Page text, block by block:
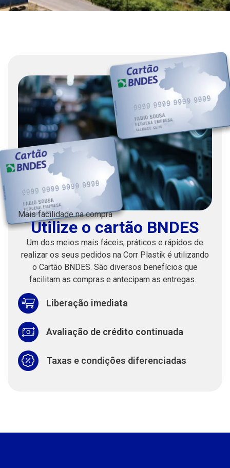
Mais facilidade na compra
Utilize o cartão BNDES
Um dos meios mais fáceis, práticos e rápidos de
realizar os seus pedidos na Corr Plastik é utilizando
o Cartão BNDES. São diversos benefícios que
facilitam as compras e antecipam as entregas.
Liberação imediata
Avaliação de crédito continuada
Taxas e condições diferenciadas